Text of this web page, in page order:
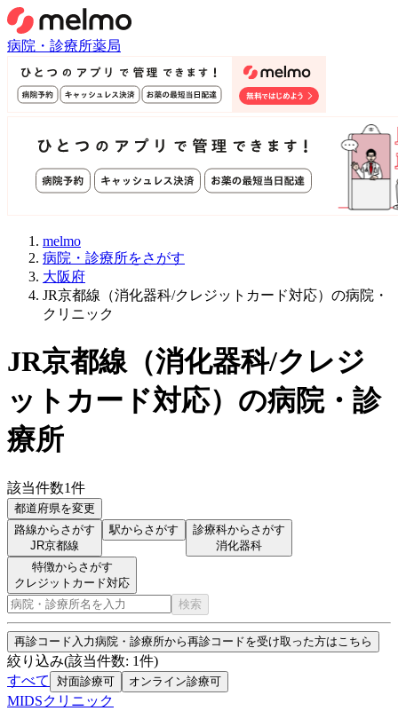
病院・診療所薬局
melmo
病院・診療所をさがす
大阪府
JR京都線（消化器科/クレジットカード対応）の病院・
クリニック
JR京都線（消化器科/クレジ
ットカード対応） の病院・診
療所
該当件数1件
都道府県を変更
路線からさがす
JR京都線
駅からさがす
診療科からさがす
消化器科
特徴からさがす
クレジットカード対応
検索
再診コード入力病院・診療所から再診コードを受け取った方はこちら
絞り込み(該当件数: 1件)
すべて
対面診療可 オンライン診療可
MIDSクリニック